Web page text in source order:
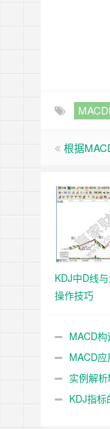
根据
KDJ中D线
操作技巧
MACD构
MACD应
实例解
KDJ指